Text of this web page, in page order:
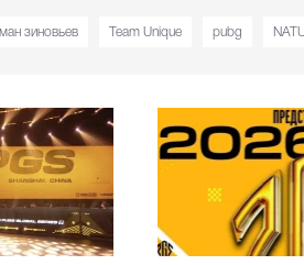
зиновьев Team Unique pubg